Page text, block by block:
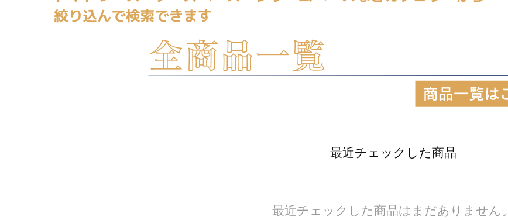
最近チェックした商品
最近チェックした商品はまだありません。